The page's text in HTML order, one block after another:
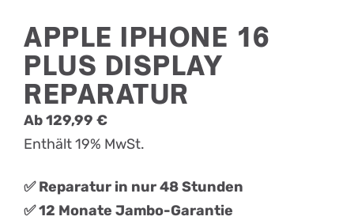
APPLE IPHONE 16
PLUS DISPLAY
REPARATUR
Ab129,99 €
Enthält 19% MwSt.
✅ Reparatur in nur 48 Stunden
✅ 12 Monate Jambo-Garantie